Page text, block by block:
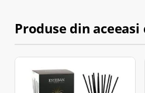
Produse din